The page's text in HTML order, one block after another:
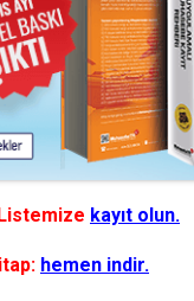
kayıt olun.
hemen indir.